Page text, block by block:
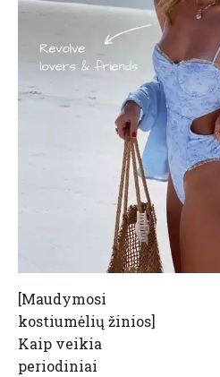
[Maudymosi
kostiumėlių žinios]
Kaip veikia
periodiniai